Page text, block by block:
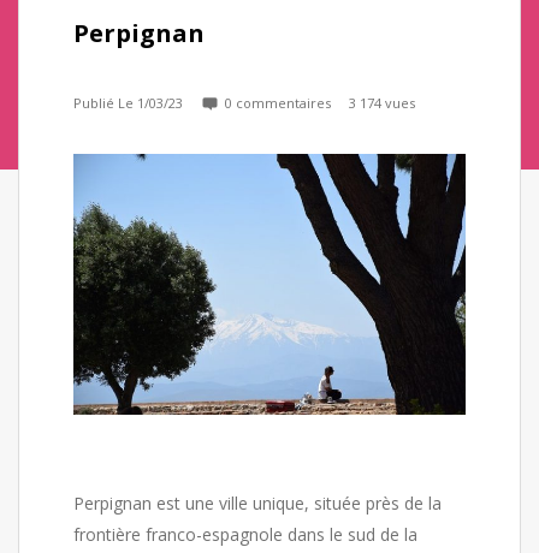
Perpignan
Publié Le 1/03/23 0 commentaires 3 174 vues
Perpignan est une ville unique, située près de la
frontière franco-espagnole dans le sud de la